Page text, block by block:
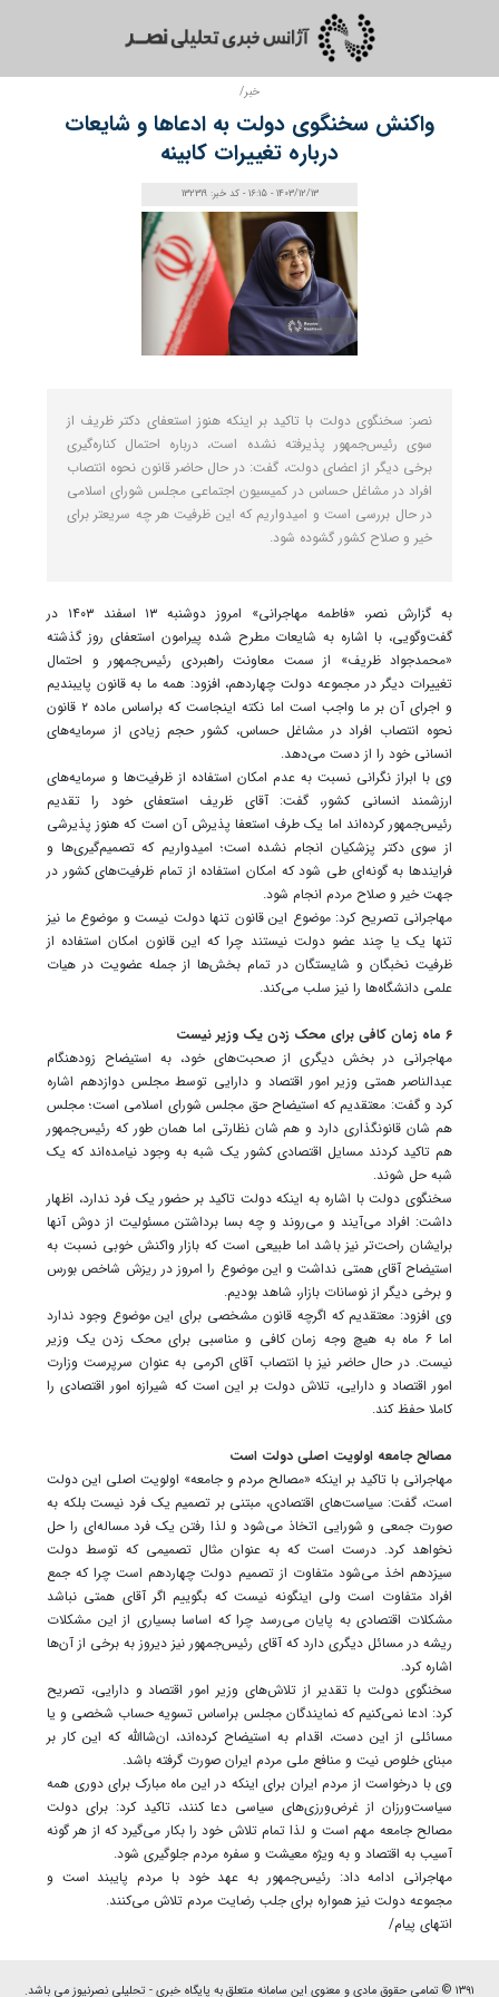
خبر/
واکنش سخنگوی دولت به ادعاها و شایعات
درباره تغییرات کابینه
1403/12/13 - 16:15 - کد خبر: 132319
نصر: سخنگوی دولت با تاکید بر اینکه هنوز استعفای دکتر ظریف از
سوی رئیس‌جمهور پذیرفته نشده است، درباره احتمال کناره‌گیری
برخی دیگر از اعضای دولت، گفت: در حال حاضر قانون نحوه انتصاب
افراد در مشاغل حساس در کمیسیون اجتماعی مجلس شورای اسلامی
در حال بررسی است و امیدواریم که این ظرفیت هر چه سریعتر برای
خیر و صلاح کشور گشوده شود.
به گزارش نصر، «فاطمه مهاجرانی» امروز دوشنبه ۱۳ اسفند ۱۴۰۳ در
گفت‌وگویی، با اشاره به شایعات مطرح شده پیرامون استعفای روز گذشته
«محمدجواد ظریف» از سمت معاونت راهبردی رئیس‌جمهور و احتمال
تغییرات دیگر در مجموعه دولت چهاردهم، افزود: همه ما به قانون پایبندیم
و اجرای آن بر ما واجب است اما نکته اینجاست که براساس ماده ۲ قانون
نحوه انتصاب افراد در مشاغل حساس، کشور حجم زیادی از سرمایه‌های
انسانی خود را از دست می‌دهد.
وی با ابراز نگرانی نسبت به عدم امکان استفاده از ظرفیت‌ها و سرمایه‌های
ارزشمند انسانی کشور، گفت: آقای ظریف استعفای خود را تقدیم
رئیس‌جمهور کرده‌اند اما یک طرف استعفا پذیرش آن است که هنوز پذیرشی
از سوی دکتر پزشکیان انجام نشده است؛ امیدواریم که تصمیم‌گیری‌ها و
فرایندها به گونه‌ای طی شود که امکان استفاده از تمام ظرفیت‌های کشور در
جهت خیر و صلاح مردم انجام شود.
مهاجرانی تصریح کرد: موضوع این قانون تنها دولت نیست و موضوع ما نیز
تنها یک یا چند عضو دولت نیستند چرا که این قانون امکان استفاده از
ظرفیت نخبگان و شایستگان در تمام بخش‌ها از جمله عضویت در هیات
علمی دانشگاه‌ها را نیز سلب می‌کند.
۶ ماه زمان کافی برای محک زدن یک وزیر نیست
مهاجرانی در بخش دیگری از صحبت‌های خود، به استیضاح زودهنگام
عبدالناصر همتی وزیر امور اقتصاد و دارایی توسط مجلس دوازدهم اشاره
کرد و گفت: معتقدیم که استیضاح حق مجلس شورای اسلامی است؛ مجلس
هم شان قانونگذاری دارد و هم شان نظارتی اما همان طور که رئیس‌جمهور
هم تاکید کردند مسایل اقتصادی کشور یک شبه به وجود نیامده‌اند که یک
شبه حل شوند.
سخنگوی دولت با اشاره به اینکه دولت تاکید بر حضور یک فرد ندارد، اظهار
داشت: افراد می‌آیند و می‌روند و چه بسا برداشتن مسئولیت از دوش آنها
برایشان راحت‌تر نیز باشد اما طبیعی است که بازار واکنش خوبی نسبت به
استیضاح آقای همتی نداشت و این موضوع را امروز در ریزش شاخص بورس
و برخی دیگر از نوسانات بازار، شاهد بودیم.
وی افزود: معتقدیم که اگرچه قانون مشخصی برای این موضوع وجود ندارد
اما ۶ ماه به هیچ وجه زمان کافی و مناسبی برای محک زدن یک وزیر
نیست. در حال حاضر نیز با انتصاب آقای اکرمی به عنوان سرپرست وزارت
امور اقتصاد و دارایی، تلاش دولت بر این است که شیرازه امور اقتصادی را
کاملا حفظ کند.
مصالح جامعه اولویت اصلی دولت است
مهاجرانی با تاکید بر اینکه «مصالح مردم و جامعه» اولویت اصلی این دولت
است، گفت: سیاست‌های اقتصادی، مبتنی بر تصمیم یک فرد نیست بلکه به
صورت جمعی و شورایی اتخاذ می‌شود و لذا رفتن یک فرد مساله‌ای را حل
نخواهد کرد. درست است که به عنوان مثال تصمیمی که توسط دولت
سیزدهم اخذ می‌شود متفاوت از تصمیم دولت چهاردهم است چرا که جمع
افراد متفاوت است ولی اینگونه نیست که بگوییم اگر آقای همتی نباشد
مشکلات اقتصادی به پایان می‌رسد چرا که اساسا بسیاری از این مشکلات
ریشه در مسائل دیگری دارد که آقای رئیس‌جمهور نیز دیروز به برخی از آن‌ها
اشاره کرد.
سخنگوی دولت با تقدیر از تلاش‌های وزیر امور اقتصاد و دارایی، تصریح
کرد: ادعا نمی‌کنیم که نمایندگان مجلس براساس تسویه حساب شخصی و یا
مسائلی از این دست، اقدام به استیضاح کرده‌اند، ان‌شاالله که این کار بر
مبنای خلوص نیت و منافع ملی مردم ایران صورت گرفته باشد.
وی با درخواست از مردم ایران برای اینکه در این ماه مبارک برای دوری همه
سیاست‌ورزان از غرض‌ورزی‌های سیاسی دعا کنند، تاکید کرد: برای دولت
مصالح جامعه مهم است و لذا تمام تلاش خود را بکار می‌گیرد که از هر گونه
آسیب به اقتصاد و به ویژه معیشت و سفره مردم جلوگیری شود.
مهاجرانی ادامه داد: رئیس‌جمهور به عهد خود با مردم پایبند است و
مجموعه دولت نیز همواره برای جلب رضایت مردم تلاش می‌کنند.
انتهای پیام/
۱۳۹۱ © تمامی حقوق مادی و معنوی این سامانه متعلق به پایگاه خبری - تحلیلی نصرنیوز می باشد.